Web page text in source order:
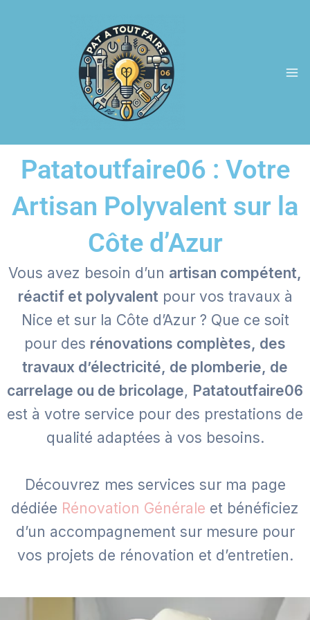
Patatoutfaire06 : Votre
Artisan Polyvalent sur la
Côte d’Azur
Vous avez besoin d’un artisan compétent,
réactif et polyvalentpour vos travaux à
Nice et sur la Côte d’Azur ? Que ce soit
pour des rénovations complètes, des
travaux d’électricité, de plomberie, de
carrelage ou de bricolage, Patatoutfaire06
est à votre service pour des prestations de
qualité adaptées à vos besoins.
Découvrez mes services sur ma page
dédiée Rénovation Générale et bénéficiez
d’un accompagnement sur mesure pour
vos projets de rénovation et d’entretien.